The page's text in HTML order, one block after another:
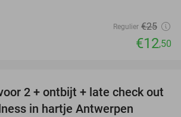
Regulier €25
€12,50
59%
2 + ontbijt + late check out
in hartje Antwerpen